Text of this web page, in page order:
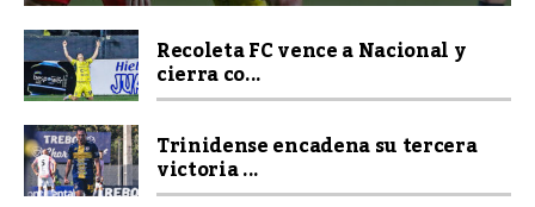
Recoleta FC vence a Nacional y
cierra co...
Trinidense encadena su tercera
victoria ...